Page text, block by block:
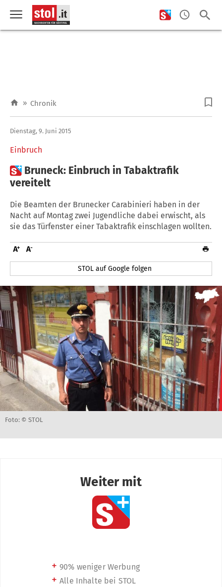
» Chronik
Einbruch
Dienstag, 9. Juni 2015
 Bruneck: Einbruch in Tabaktrafik
vereitelt
Die Beamten der Brunecker Carabinieri haben in der
Nacht auf Montag zwei Jugendliche dabei erwischt, als
sie das Türfenster einer Tabaktrafik einschlagen wollten.
STOL auf Google folgen
Foto: © STOL